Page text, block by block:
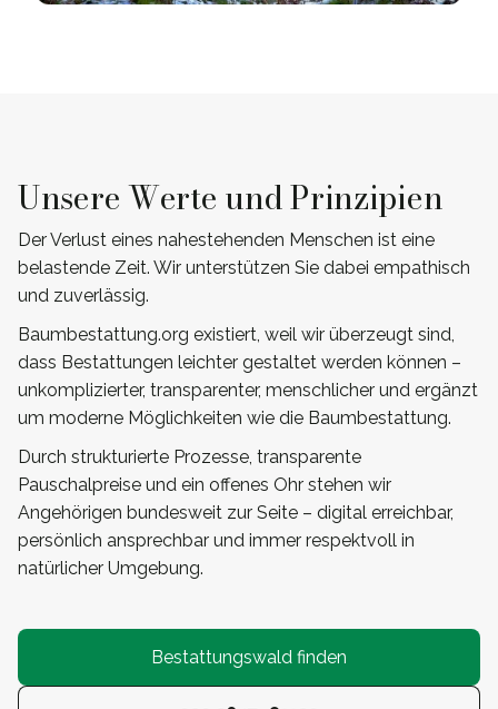
Unsere Werte und Prinzipien
Der Verlust eines nahestehenden Menschen ist eine
belastende Zeit. Wir unterstützen Sie dabei empathisch
und zuverlässig.
Baumbestattung.org existiert, weil wir überzeugt sind,
dass Bestattungen leichter gestaltet werden können –
unkomplizierter, transparenter, menschlicher und ergänzt
um moderne Möglichkeiten wie die Baumbestattung.
Durch strukturierte Prozesse, transparente
Pauschalpreise und ein offenes Ohr stehen wir
Angehörigen bundesweit zur Seite – digital erreichbar,
persönlich ansprechbar und immer respektvoll in
natürlicher Umgebung.
Bestattungswald finden